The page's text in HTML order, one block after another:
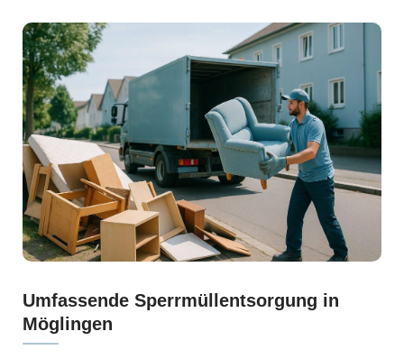
Umfassende Sperrmüllentsorgung in
Möglingen